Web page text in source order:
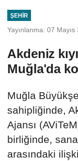
ŞEHIR
Yayınlanma: 07
Akdeniz
Muğla'da
Muğla
sahipliğinde,
Ajansı
birliğinde,
arasındaki